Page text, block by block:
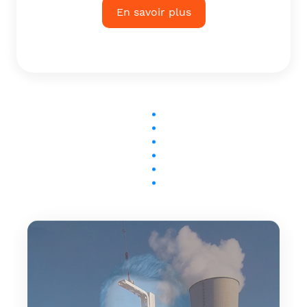
En savoir plus